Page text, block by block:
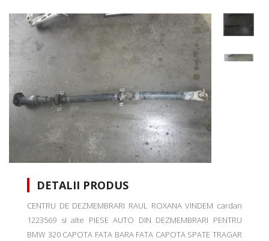
DETALII PRODUS
CENTRU DE DEZMEMBRARI RAUL ROXANA VINDEM cardan
1223569 si alte PIESE AUTO DIN DEZMEMBRARI PENTRU
BMW 320 CAPOTA FATA BARA FATA CAPOTA SPATE TRAGAR